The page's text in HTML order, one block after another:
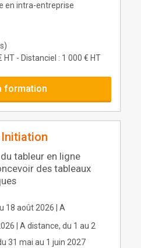
en intra-entreprise
HT - Distanciel : 1 000 € HT
formation
tableur en ligne
des tableaux
18 août 2026 | A
| A distance, du 1 au 2
31 mai au 1 juin 2027